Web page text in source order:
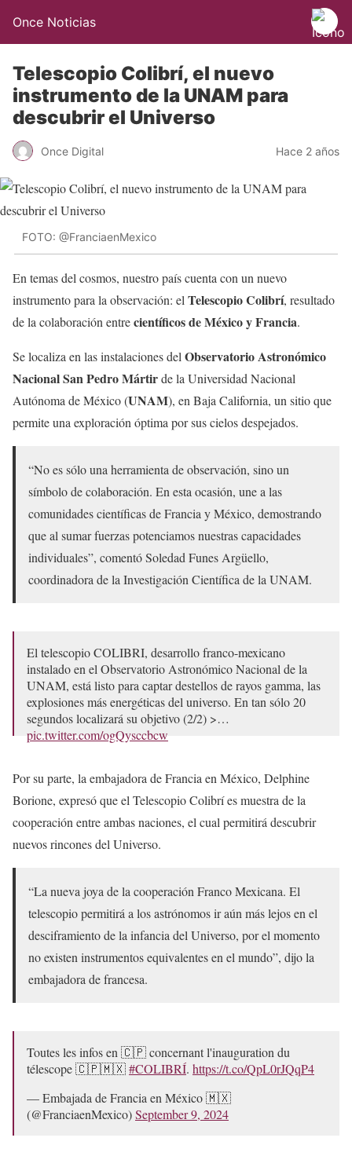
Once Noticias
Telescopio Colibrí, el nuevo
instrumento de la UNAM para
descubrir el Universo
Once Digital Hace 2 años
FOTO: @FranciaenMexico
En temas del cosmos, nuestro país cuenta con un nuevo
instrumento para la observación: el Telescopio Colibrí, resultado
de la colaboración entrecientíficos de México y Francia.
Se localiza en las instalaciones del Observatorio Astronómico
Nacional San Pedro Mártirde la Universidad Nacional
Autónoma de México (UNAM), en Baja California, un sitio que
permite una exploración óptima por sus cielos despejados.
“No es sólo una herramienta de observación, sino un
símbolo de colaboración. En esta ocasión, une a las
comunidades científicas de Francia y México, demostrando
que al sumar fuerzas potenciamos nuestras capacidades
individuales”, comentó Soledad Funes Argüello,
coordinadora de la Investigación Científica de la UNAM.
El telescopio COLIBRI, desarrollo franco-mexicano
instalado en el Observatorio Astronómico Nacional de la
UNAM, está listo para captar destellos de rayos gamma, las
explosiones más energéticas del universo. En tan sólo 20
segundos localizará su objetivo (2/2) >…
pic.twitter.com/ogQysccbcw
Por su parte, la embajadora de Francia en México, Delphine
Borione, expresó que el Telescopio Colibrí es muestra de la
cooperación entre ambas naciones, el cual permitirá descubrir
nuevos rincones del Universo.
“La nueva joya de la cooperación Franco Mexicana. El
telescopio permitirá a los astrónomos ir aún más lejos en el
desciframiento de la infancia del Universo, por el momento
no existen instrumentos equivalentes en el mundo”, dijo la
embajadora de francesa.
Toutes les infos en 🇨🇵 concernant l'inauguration du
télescope 🇨🇵🇲🇽#COLIBRÍ. https://t.co/QpL0rJQqP4
— Embajada de Francia en México 🇲🇽
(@FranciaenMexico)September 9, 2024